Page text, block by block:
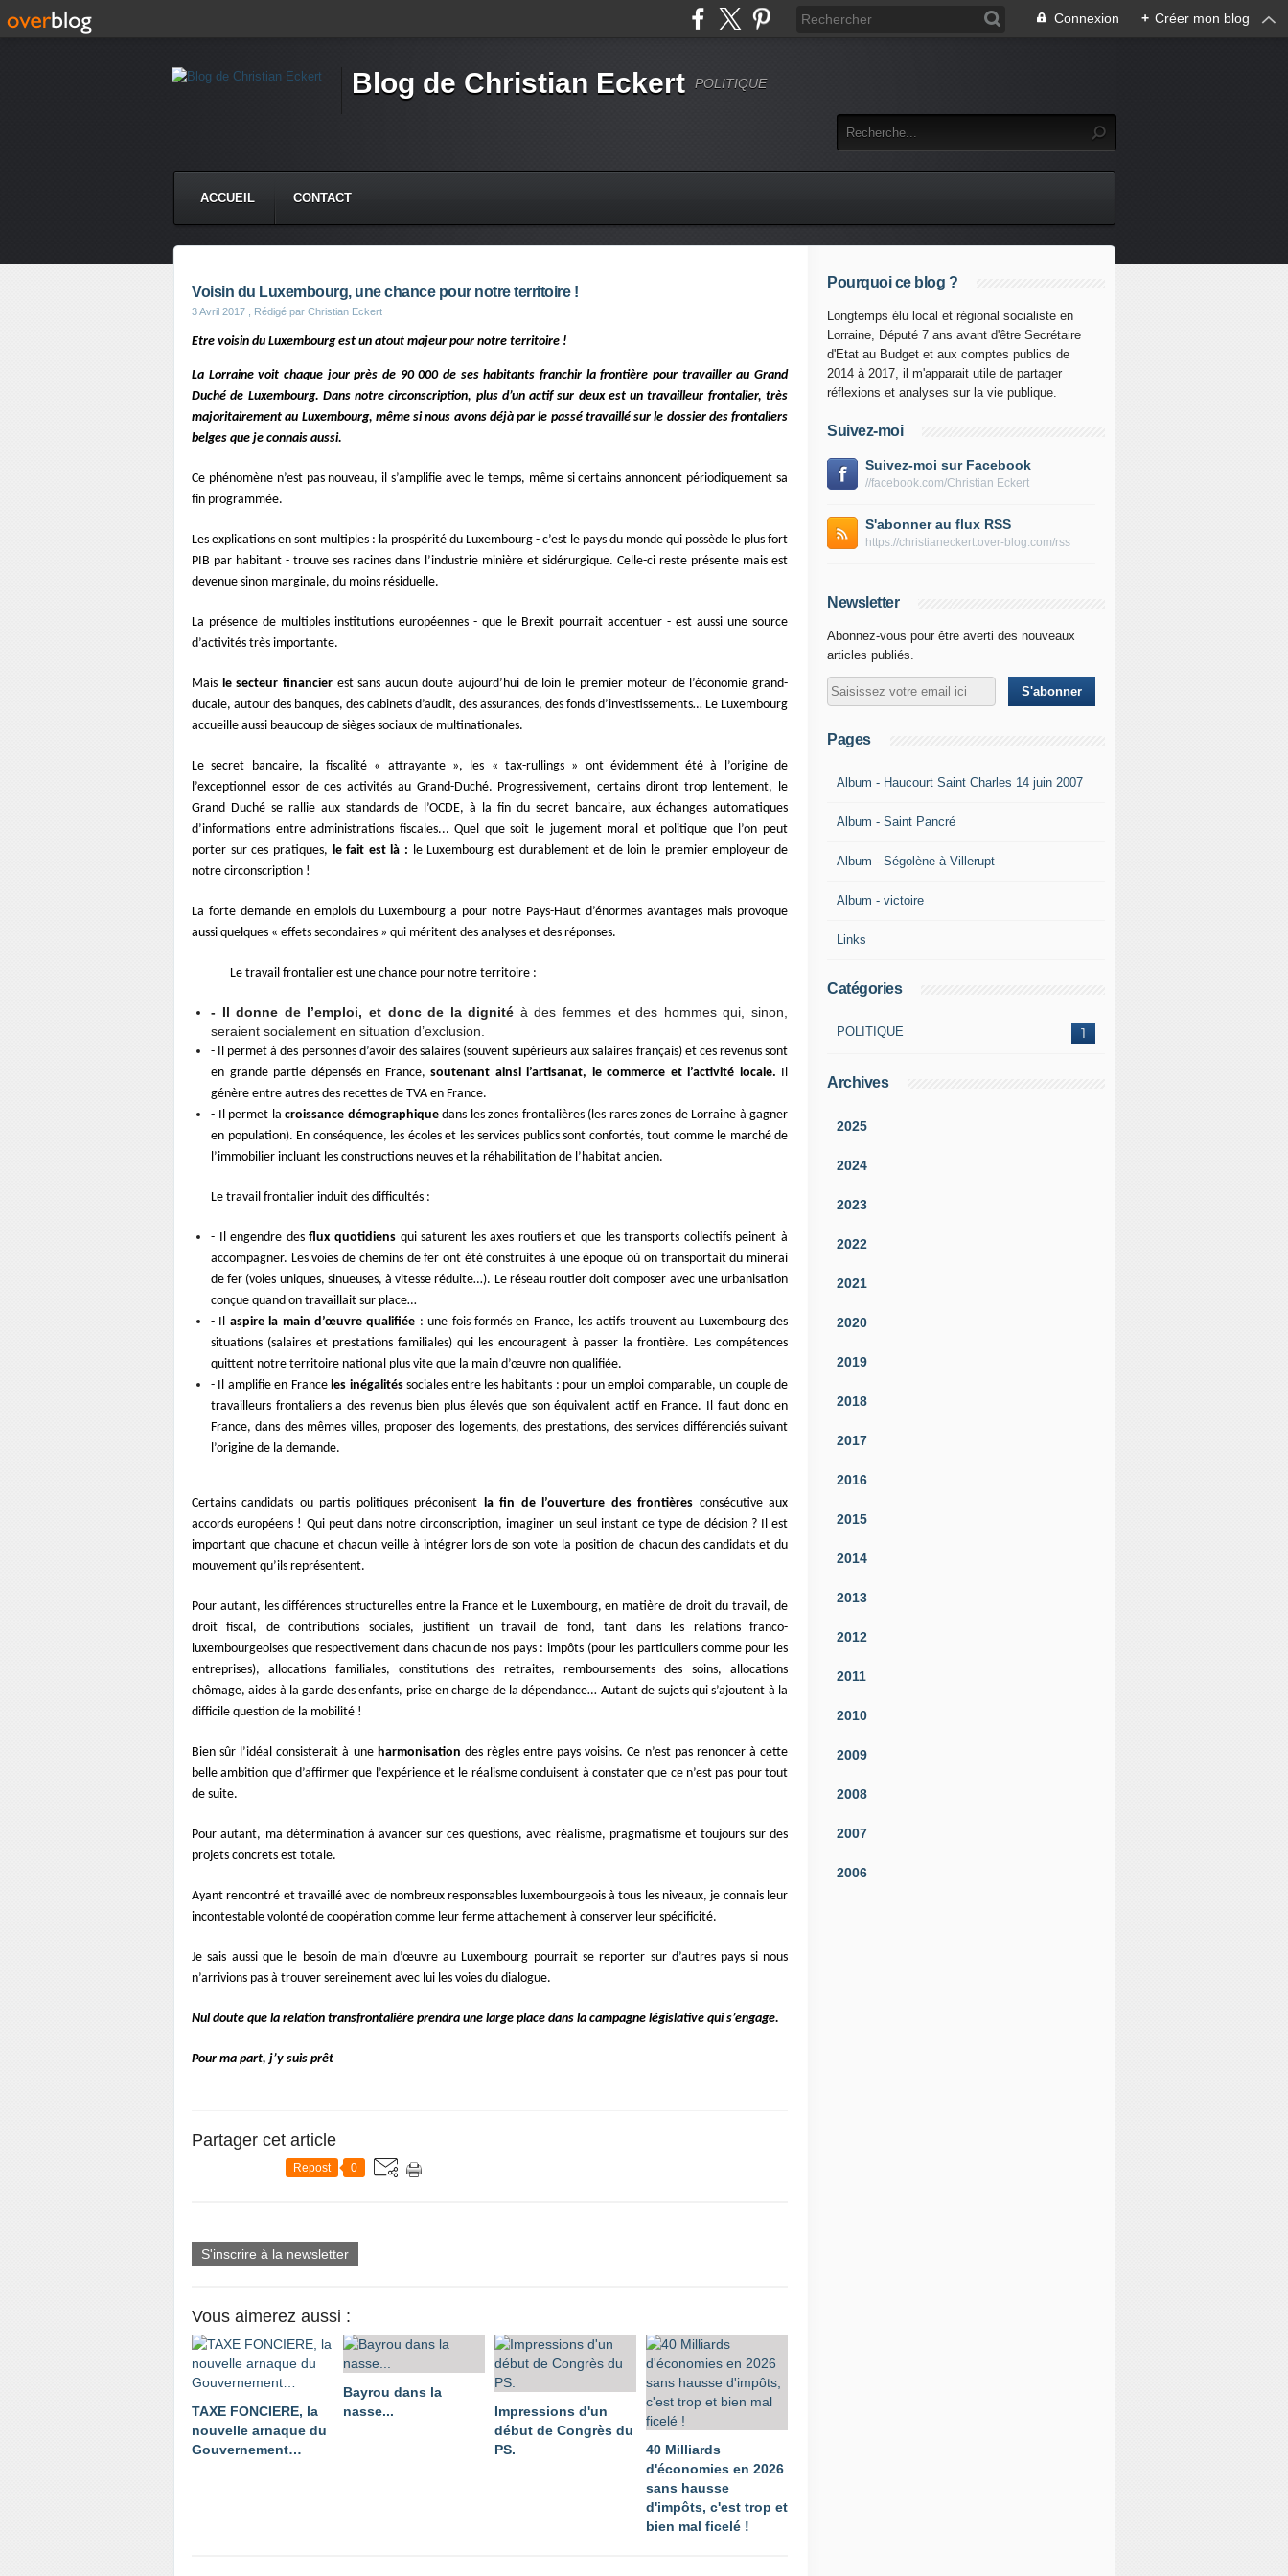
Connexion + Créer mon blog
Blog de Christian Eckert POLITIQUE
ACCUEIL CONTACT
Voisin du Luxembourg, une chance pour notre territoire !
3 Avril 2017 , Rédigé par Christian Eckert
Etre voisin du Luxembourg est un atout majeur pour notre territoire !
La Lorraine voit chaque jour près de 90 000 de ses habitants franchir la frontière pour travailler au Grand
Duché de Luxembourg. Dans notre circonscription, plus d’un actif sur deux est un travailleur frontalier, très
majoritairement au Luxembourg, même si nous avons déjà par le passé travaillé sur le dossier des frontaliers
belges que je connais aussi.
Ce phénomène n’est pas nouveau, il s’amplifie avec le temps, même si certains annoncent périodiquement sa
fin programmée.
Les explications en sont multiples : la prospérité du Luxembourg - c’est le pays du monde qui possède le plus fort
PIB par habitant - trouve ses racines dans l’industrie minière et sidérurgique. Celle-ci reste présente mais est
devenue sinon marginale, du moins résiduelle.
La présence de multiples institutions européennes - que le Brexit pourrait accentuer - est aussi une source
d’activités très importante.
Mais le secteur financier est sans aucun doute aujourd’hui de loin le premier moteur de l’économie grand-
ducale, autour des banques, des cabinets d’audit, des assurances, des fonds d’investissements… Le Luxembourg
accueille aussi beaucoup de sièges sociaux de multinationales.
Le secret bancaire, la fiscalité « attrayante », les « tax-rullings » ont évidemment été à l’origine de
l’exceptionnel essor de ces activités au Grand-Duché. Progressivement, certains diront trop lentement, le
Grand Duché se rallie aux standards de l’OCDE, à la fin du secret bancaire, aux échanges automatiques
d’informations entre administrations fiscales... Quel que soit le jugement moral et politique que l’on peut
porter sur ces pratiques, le fait est là : le Luxembourg est durablement et de loin le premier employeur de
notre circonscription !
La forte demande en emplois du Luxembourg a pour notre Pays-Haut d’énormes avantages mais provoque
aussi quelques « effets secondaires » qui méritent des analyses et des réponses.
Le travail frontalier est une chance pour notre territoire :
- Il donne de l’emploi, et donc de la dignité à des femmes et des hommes qui, sinon,
seraient socialement en situation d’exclusion.
- Il permet à des personnes d’avoir des salaires (souvent supérieurs aux salaires français) et ces revenus sont
en grande partie dépensés en France, soutenant ainsi l’artisanat, le commerce et l’activité locale. Il
génère entre autres des recettes de TVA en France.
- Il permet la croissance démographique dans les zones frontalières (les rares zones de Lorraine à gagner
en population). En conséquence, les écoles et les services publics sont confortés, tout comme le marché de
l’immobilier incluant les constructions neuves et la réhabilitation de l’habitat ancien.
Le travail frontalier induit des difficultés :
- Il engendre desflux quotidiensqui saturent les axes routiers et que les transports collectifs peinent à
accompagner. Les voies de chemins de fer ont été construites à une époque où on transportait du minerai
de fer (voies uniques, sinueuses, à vitesse réduite…). Le réseau routier doit composer avec une urbanisation
conçue quand on travaillait sur place…
- Il aspire la main d’œuvre qualifiée : une fois formés en France, les actifs trouvent au Luxembourg des
situations (salaires et prestations familiales) qui les encouragent à passer la frontière. Les compétences
quittent notre territoire national plus vite que la main d’œuvre non qualifiée.
- Il amplifie en Franceles inégalitéssociales entre les habitants : pour un emploi comparable, un couple de
travailleurs frontaliers a des revenus bien plus élevés que son équivalent actif en France. Il faut donc en
France, dans des mêmes villes, proposer des logements, des prestations, des services différenciés suivant
l’origine de la demande.
Certains candidats ou partis politiques préconisent la fin de l’ouverture des frontières consécutive aux
accords européens ! Qui peut dans notre circonscription, imaginer un seul instant ce type de décision ? Il est
important que chacune et chacun veille à intégrer lors de son vote la position de chacun des candidats et du
mouvement qu’ils représentent.
Pour autant, les différences structurelles entre la France et le Luxembourg, en matière de droit du travail, de
droit fiscal, de contributions sociales, justifient un travail de fond, tant dans les relations franco-
luxembourgeoises que respectivement dans chacun de nos pays : impôts (pour les particuliers comme pour les
entreprises), allocations familiales, constitutions des retraites, remboursements des soins, allocations
chômage, aides à la garde des enfants, prise en charge de la dépendance… Autant de sujets qui s’ajoutent à la
difficile question de la mobilité !
Bien sûr l’idéal consisterait à une harmonisation des règles entre pays voisins. Ce n’est pas renoncer à cette
belle ambition que d’affirmer que l’expérience et le réalisme conduisent à constater que ce n’est pas pour tout
de suite.
Pour autant, ma détermination à avancer sur ces questions, avec réalisme, pragmatisme et toujours sur des
projets concrets est totale.
Ayant rencontré et travaillé avec de nombreux responsables luxembourgeois à tous les niveaux, je connais leur
incontestable volonté de coopération comme leur ferme attachement à conserver leur spécificité.
Je sais aussi que le besoin de main d’œuvre au Luxembourg pourrait se reporter sur d’autres pays si nous
n’arrivions pas à trouver sereinement avec lui les voies du dialogue.
Nul doute que la relation transfrontalière prendra une large place dans la campagne législative qui s’engage.
Pour ma part, j’y suis prêt
Partager cet article
Repost 0
S'inscrire à la newsletter
Vous aimerez aussi :
TAXE FONCIERE, la
nouvelle arnaque du
Gouvernement…
Bayrou dans la
nasse...
Impressions d'un
début de Congrès du
PS.
40 Milliards
d'économies en 2026
sans hausse
d'impôts, c'est trop et
bien mal ficelé !
Pourquoi ce blog ?
Longtemps élu local et régional socialiste en
Lorraine, Député 7 ans avant d'être Secrétaire
d'Etat au Budget et aux comptes publics de
2014 à 2017, il m'apparait utile de partager
réflexions et analyses sur la vie publique.
Suivez-moi
Suivez-moi sur Facebook
//facebook.com/Christian Eckert
S'abonner au flux RSS
https://christianeckert.over-blog.com/rss
Newsletter
Abonnez-vous pour être averti des nouveaux
articles publiés.
Pages
Album - Haucourt Saint Charles 14 juin 2007
Album - Saint Pancré
Album - Ségolène-à-Villerupt
Album - victoire
Links
Catégories
1
POLITIQUE
Archives
2025
2024
2023
2022
2021
2020
2019
2018
2017
2016
2015
2014
2013
2012
2011
2010
2009
2008
2007
2006